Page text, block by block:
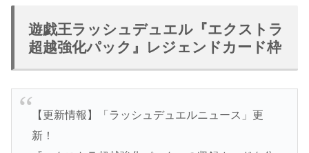
遊戯王ラッシュデュエル『エクストラ
超越強化パック』レジェンドカード枠
【更新情報】「ラッシュデュエルニュース」更
新！